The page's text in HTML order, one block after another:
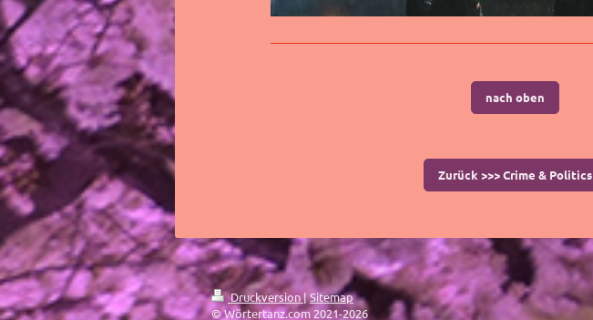
nach oben
Zurück >>> Crime & Politics
Druckversion|Sitemap
© Wörtertanz.com 2021-2026